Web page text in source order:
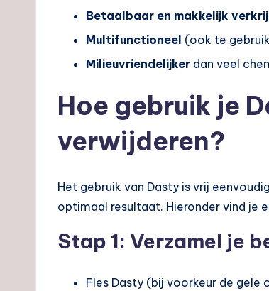
Betaalbaar en makkelijk
Multifunctioneel (ook te
Milieuvriendelijker dan veel
Hoe gebruik je
verwijderen?
Het gebruik van Dasty is vrij
optimaal resultaat. Hieronder vind je
Stap 1: Verzamel je
Fles Dasty (bij voorkeur de gele